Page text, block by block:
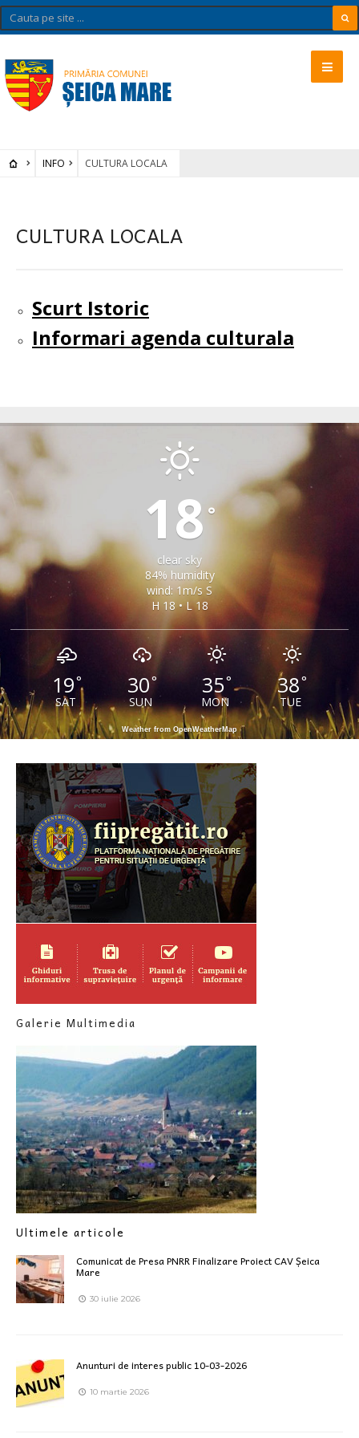
INFO CULTURA LOCALA
CULTURA LOCALA
Scurt Istoric
Informari agenda culturala
18 °
clear sky
84% humidity
wind: 1m/s S
H 18 • L 18
19°
SAT
30°
SUN
35°
MON
38°
TUE
Weather from OpenWeatherMap
Galerie Multimedia
Ultimele articole
Comunicat de Presa PNRR Finalizare Proiect CAV Șeica
Mare
30 iulie 2026
Anunturi de interes public 10-03-2026
10 martie 2026